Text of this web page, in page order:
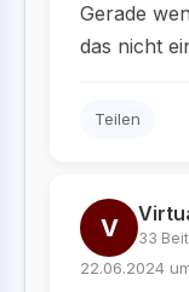
Gerade
das nicht
Teilen
V 33
22.06.2024